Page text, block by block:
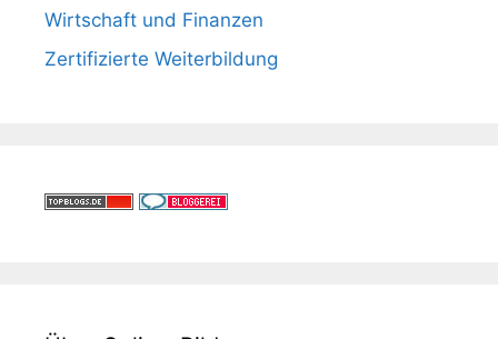
Wirtschaft und Finanzen
Zertifizierte Weiterbildung